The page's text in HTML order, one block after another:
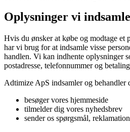
Oplysninger vi
Hvis du ønsker at købe og modtage et
har vi brug for at indsamle visse
handlen. Vi kan indhente oplysninger
postadresse, telefonnummer og
Adtimize ApS indsamler og behandler
besøger vores hjemmeside
tilmelder dig vores nyhedsbrev
sender os spørgsmål,